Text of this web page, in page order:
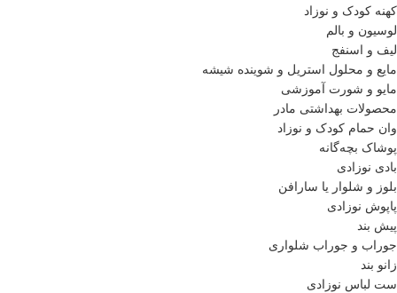
کهنه کودک و نوزاد
لوسیون و بالم
لیف و اسنفج
مایع و محلول استریل و شوینده شیشه
مایو و شورت آموزشی
محصولات بهداشتی مادر
وان حمام کودک و نوزاد
پوشاک بچه‌گانه
بادی نوزادی
بلوز و شلوار یا سارافن
پاپوش نوزادی
پیش بند
جوراب و جوراب شلواری
زانو بند
ست لباس نوزادی